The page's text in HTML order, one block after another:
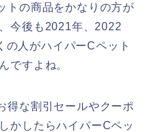
トの商品をかなりの方が
今後も2021年、2022
人がハイパーCペット
ですよね。
得な割引セールやクーポ
かしたらハイパーCペッ